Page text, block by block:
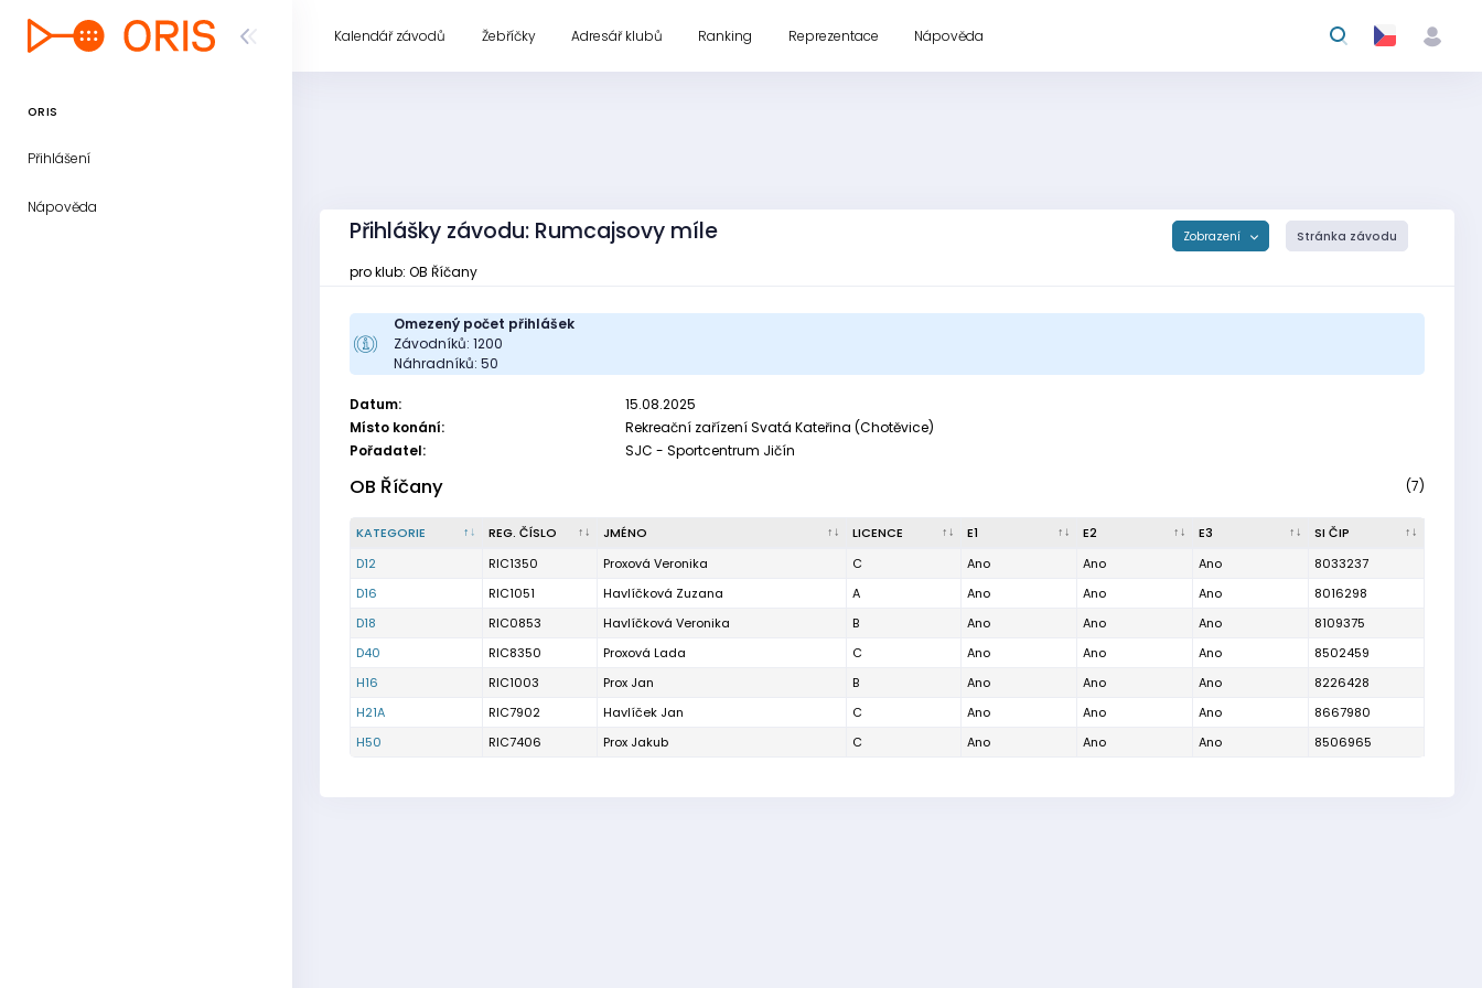
ORIS
Přihlášení
Nápověda
Kalendář závodů Žebříčky Adresář klubů Ranking Reprezentace Nápověda
Přihlášky závodu: Rumcajsovy míle Zobrazení Stránka závodu
pro klub: OB Říčany
Omezený počet přihlášek
Závodníků: 1200
Náhradníků: 50
Datum:
15.08.2025
Místo konání:
Rekreační zařízení Svatá Kateřina (Chotěvice)
Pořadatel:
SJC - Sportcentrum Jičín
OB Říčany (7)
KATEGORIE REG. ČÍSLO JMÉNO LICENCE E1 E2 E3
SI ČIP
D12
RIC1350 Proxová Veronika C Ano Ano Ano
8033237
D16
RIC1051 Havlíčková Zuzana A Ano Ano Ano
8016298
D18
RIC0853 Havlíčková Veronika B Ano Ano Ano
8109375
D40
RIC8350 Proxová Lada C Ano Ano Ano
8502459
H16
RIC1003 Prox Jan B Ano Ano Ano
8226428
H21A
RIC7902 Havlíček Jan C Ano Ano Ano
8667980
H50
RIC7406 Prox Jakub C Ano Ano Ano 8506965